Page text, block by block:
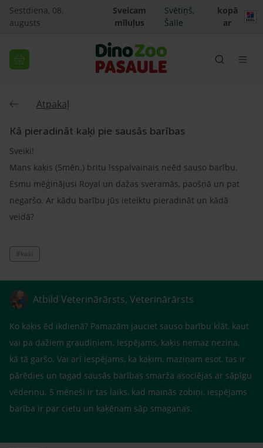
Sestdiena, 08.
augusts
Sveicam
mīluļus
Svētiņš,
Šalle
kopā
ar
Atpakaļ
Kā pieradināt kaķi pie sausās barības
Sveiki!
Mans kaķis (5mēn.) britu īsspalvainais neēd sauso barību.
Esmu mēģinājusi Royal un dažas sveramās, paošņā un pat
negaršo. Ar kādu barību jūs ieteiktu pieradināt un kādā
veidā?
#kaki
Atbild Veterinārārsts, Veterinārārsts
Ko kaķis ēd ikdienā? Pamazām jauciet sauso barību klāt, kaut
vai pa dažiem graudiņiem. Iespējams, kaķis nemaz nezina,
kā tā garšo. Vai arī iespējams, ka kaķim, maziņam esot, tas ir
pārēdies un tagad sausās barības smarža asociējas ar sāpīgu
vēderiņu. 5 mēneši ir tas laiks, kad mainās zobiņi, iespējams
barība ir par cietu un kaķēnam sāp smaganas.